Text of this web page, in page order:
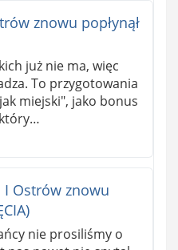
znowu popłynął
już nie ma, więc
To przygotowania
miejski", jako bonus
I Ostrów znowu
nie prosiliśmy o